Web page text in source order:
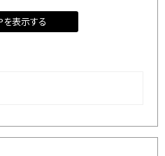
を表示する